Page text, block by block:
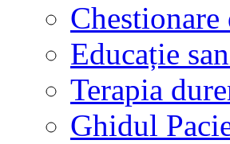
Chestionare
Educație
Terapia
Ghidul